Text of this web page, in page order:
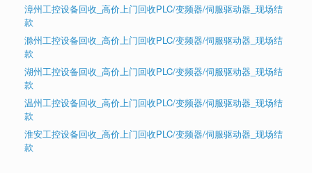
漳州工控设备回收_高价上门回收PLC/变频器/伺服驱动器_现场结
款
滁州工控设备回收_高价上门回收PLC/变频器/伺服驱动器_现场结
款
湖州工控设备回收_高价上门回收PLC/变频器/伺服驱动器_现场结
款
温州工控设备回收_高价上门回收PLC/变频器/伺服驱动器_现场结
款
淮安工控设备回收_高价上门回收PLC/变频器/伺服驱动器_现场结
款